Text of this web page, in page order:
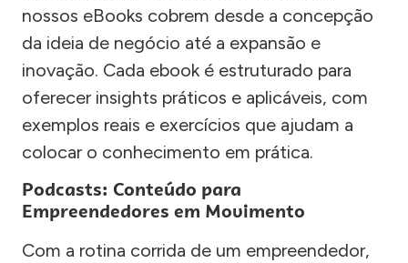
nossos eBooks cobrem desde a concepção
da ideia de negócio até a expansão e
inovação. Cada ebook é estruturado para
oferecer insights práticos e aplicáveis, com
exemplos reais e exercícios que ajudam a
colocar o conhecimento em prática.
Podcasts: Conteúdo para
Empreendedores em Movimento
Com a rotina corrida de um empreendedor,